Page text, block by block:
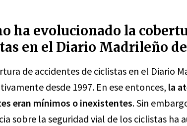
ha evolucionado la
en el Diario Madrileño
de accidentes de ciclistas en el Diario
desde 1997. En ese entonces, la
eran mínimos o inexistentes. Sin
sobre la seguridad vial de los ciclistas ha